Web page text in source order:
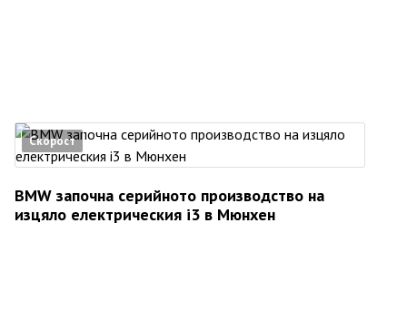
Скорост
BMW започна серийното производство на
изцяло електрическия i3 в Мюнхен